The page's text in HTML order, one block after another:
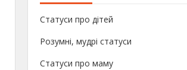
Статуси про дітей
Розумні, мудрі статуси
Статуси про маму